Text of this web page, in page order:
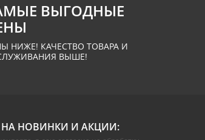
ВЫГОДНЫЕ
НИЖЕ! КАЧЕСТВО ТОВАРА И
ВЫШЕ!
НОВИНКИ И АКЦИИ: